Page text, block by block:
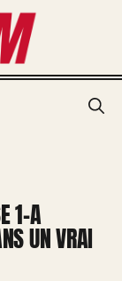
1-A
UN VRAI